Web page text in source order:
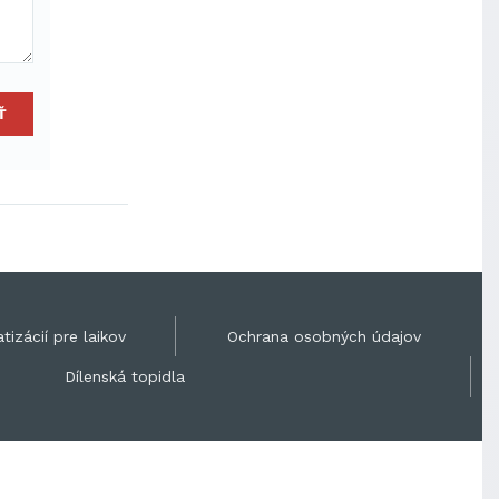
pre laikov Ochrana osobných údajov
Dílenská topidla